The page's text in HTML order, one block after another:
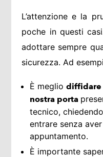
L’attenzione e la
poche in questi
adottare sempre
sicurezza. Ad
È megliodiffidare
nostra porta
tecnico,
entrare senza
appuntamento.
È importante